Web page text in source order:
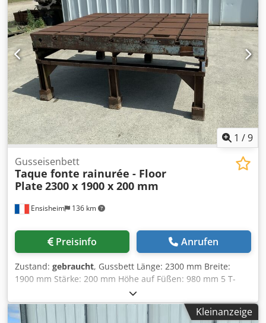
1 /9
Ensisheim 136 km
Gusseisenbett
Taque fonte rainurée - Floor
Plate 2300 x 1900 x 200 mm
Preisinfo Anrufen
Zustand: gebraucht, Gussbett Länge: 2300 mm Breite:
1900 mm Stärke: 200 mm Höhe auf Füßen: 980 mm 5 T-
Nuten horizontal und vertikal T-Nuten-Maße: 60 x 35 mm
Cedpszmw Hxjfx Amvsha Quadratmaß: 365 x 365 mm Riss
an einer Längs-T-Nut (siehe Foto) Gewicht: ca. 3 tKleinanzeige